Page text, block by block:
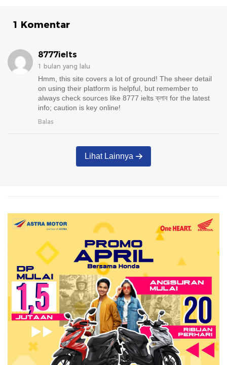
1 Komentar
8777ielts
1 bulan yang lalu
Hmm, this site covers a lot of ground! The sheer detail
on using their platform is helpful, but remember to
always check sources like 8777 ielts ক্লাব for the latest
info; caution is key online!
Balas
Lihat Lainnya